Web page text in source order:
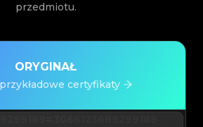
przedmiotu.
ORYGINAŁ
certyfikaty